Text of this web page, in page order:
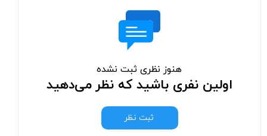
هنوز نظری ثبت نشده
اولین نفری باشید که نظر می‌دهید
ثبت نظر